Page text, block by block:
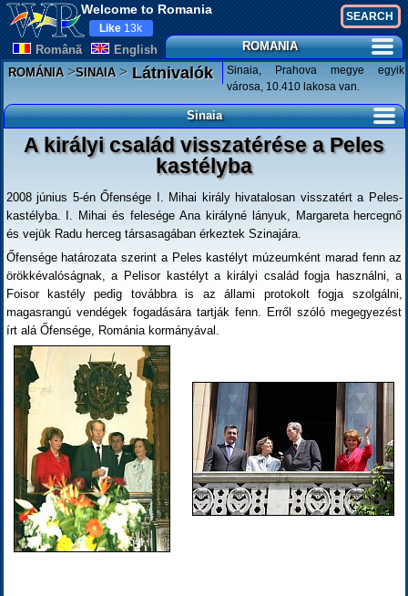
Welcome to Romania
Românã English
Like 13k
ROMANIA
ROMÁNIA>SINAIA>Látnivalók
Sinaia, Prahova megye egyik
városa, 10.410 lakosa van.
Sinaia
A királyi család visszatérése a Peles
kastélyba
2008 június 5-én Őfensége I. Mihai király hivatalosan visszatért a Peles-
kastélyba. I. Mihai és felesége Ana királyné lányuk, Margareta hercegnő
és vejük Radu herceg társasagában érkeztek Szinajára.
Őfensége határozata szerint a Peles kastélyt múzeumként marad fenn az
örökkévalóságnak, a Pelisor kastélyt a királyi család fogja használni, a
Foisor kastély pedig továbbra is az állami protokolt fogja szolgálni,
magasrangú vendégek fogadására tartják fenn. Erről szóló megegyezést
írt alá Őfensége, Románia kormányával.